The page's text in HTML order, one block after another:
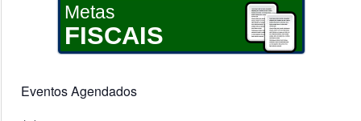
Metas
FISCAIS
Eventos Agendados